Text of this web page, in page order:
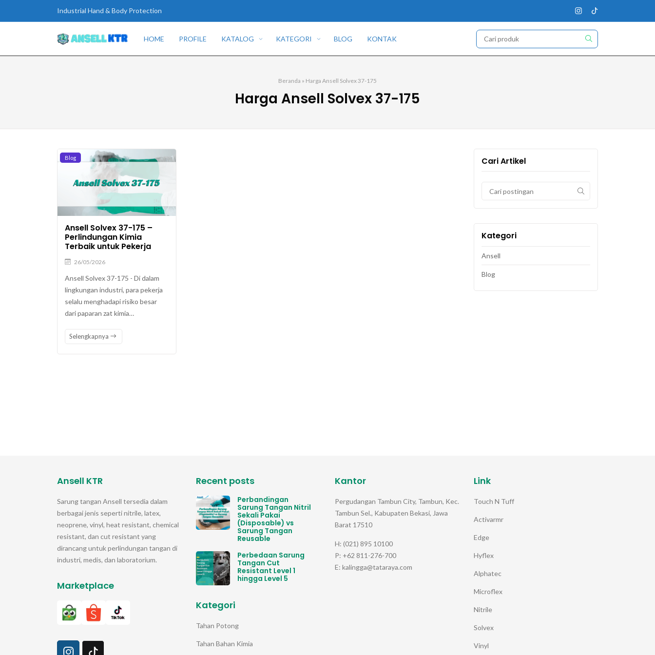
Industrial Hand & Body Protection
HOME PROFILE KATALOG KATEGORI BLOG KONTAK
Beranda » Harga Ansell Solvex 37-175
Harga Ansell Solvex 37-175
Blog
Ansell Solvex 37-175 –
Perlindungan Kimia
Terbaik untuk Pekerja
26/05/2026
Ansell Solvex 37-175 - Di dalam
lingkungan industri, para pekerja
selalu menghadapi risiko besar
dari paparan zat kimia…
Selengkapnya
Cari Artikel
Kategori
Ansell
Blog
Ansell KTR
Sarung tangan Ansell tersedia dalam
berbagai jenis seperti nitrile, latex,
neoprene, vinyl, heat resistant, chemical
resistant, dan cut resistant yang
dirancang untuk perlindungan tangan di
industri, medis, dan laboratorium.
Marketplace
Recent posts
Perbandingan
Sarung Tangan Nitril
Sekali Pakai
(Disposable) vs
Sarung Tangan
Reusable
Perbedaan Sarung
Tangan Cut
Resistant Level 1
hingga Level 5
Kategori
Tahan Potong
Tahan Bahan Kimia
Kantor
Pergudangan Tambun City, Tambun, Kec.
Tambun Sel., Kabupaten Bekasi, Jawa
Barat 17510
H: (021) 895 10100
P: +62 811-276-700
E: kalingga@tataraya.com
Link
Touch N Tuff
Activarmr
Edge
Hyflex
Alphatec
Microflex
Nitrile
Solvex
Vinyl